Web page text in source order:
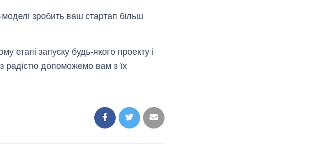
зробить ваш стартап більш
етапі запуску будь-якого проекту і
з радістю допоможемо вам з їх